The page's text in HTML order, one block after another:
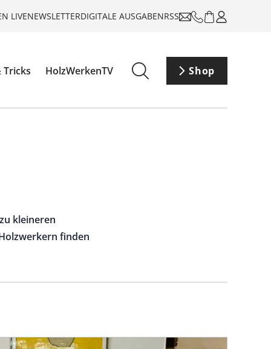
LIVENEWSLETTERDIGITALE AUSGABENRSS
Tricks HolzWerkenTV Shop
kleineren
finden